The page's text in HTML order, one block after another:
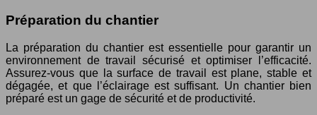
Préparation du chantier
La préparation du chantier est essentielle pour garantir un
environnement de travail sécurisé et optimiser l’efficacité.
Assurez-vous que la surface de travail est plane, stable et
dégagée, et que l’éclairage est suffisant. Un chantier bien
préparé est un gage de sécurité et de productivité.